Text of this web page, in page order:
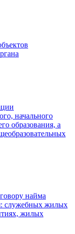
начального
образования, а
найма
служебных жилых
жилых